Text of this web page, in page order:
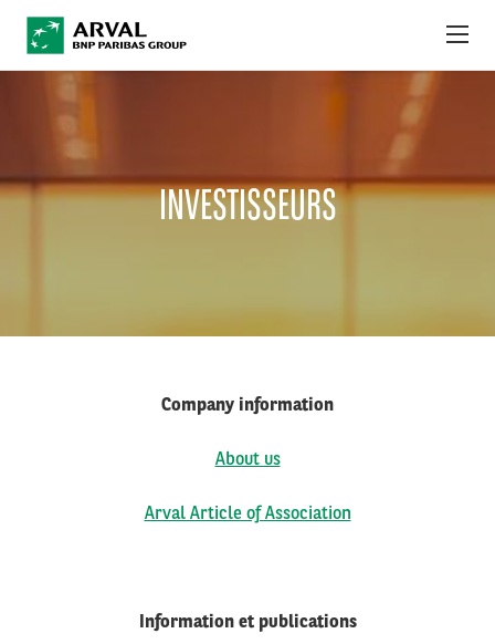
INVESTISSEURS
Company information
About us
Arval Article of Association
Information et publications
DÉVELOPPEMENT DURABLE
CAREERS